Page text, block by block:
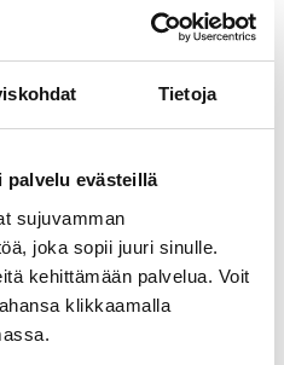
Tietoja
palvelu evästeillä
sujuvamman
joka sopii juuri sinulle.
kehittämään palvelua. Voit
klikkaamalla
sydämen työtä joka päivä.
päivän liikunta-
liikkumishetkistä.
lempeästi – ja
vahvuutesi ja ole